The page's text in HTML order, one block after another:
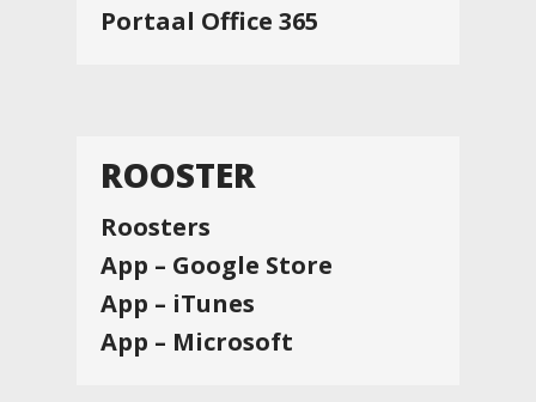
Portaal Office 365
ROOSTER
Roosters
App – Google Store
App – iTunes
App – Microsoft